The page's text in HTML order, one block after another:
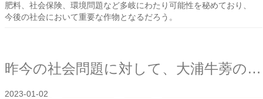
肥料、社会保険、環境問題など多岐にわたり可能性を秘めており、
今後の社会において重要な作物となるだろう。
昨今の社会問題に対して、大浦牛蒡の持つ可能性に期待する
2023-01-02